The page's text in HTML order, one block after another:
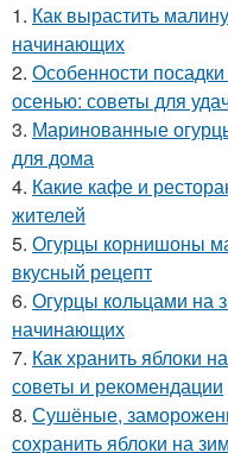
1. Как вырастить
начинающих
2. Особенности
осенью: советы для
3. Маринованные
для дома
4. Какие кафе и
жителей
5. Огурцы корнишоны
вкусный рецепт
6. Огурцы кольцами на
начинающих
7. Как хранить яблоки
советы и рекомендации
8. Сушёные,
сохранить яблоки на